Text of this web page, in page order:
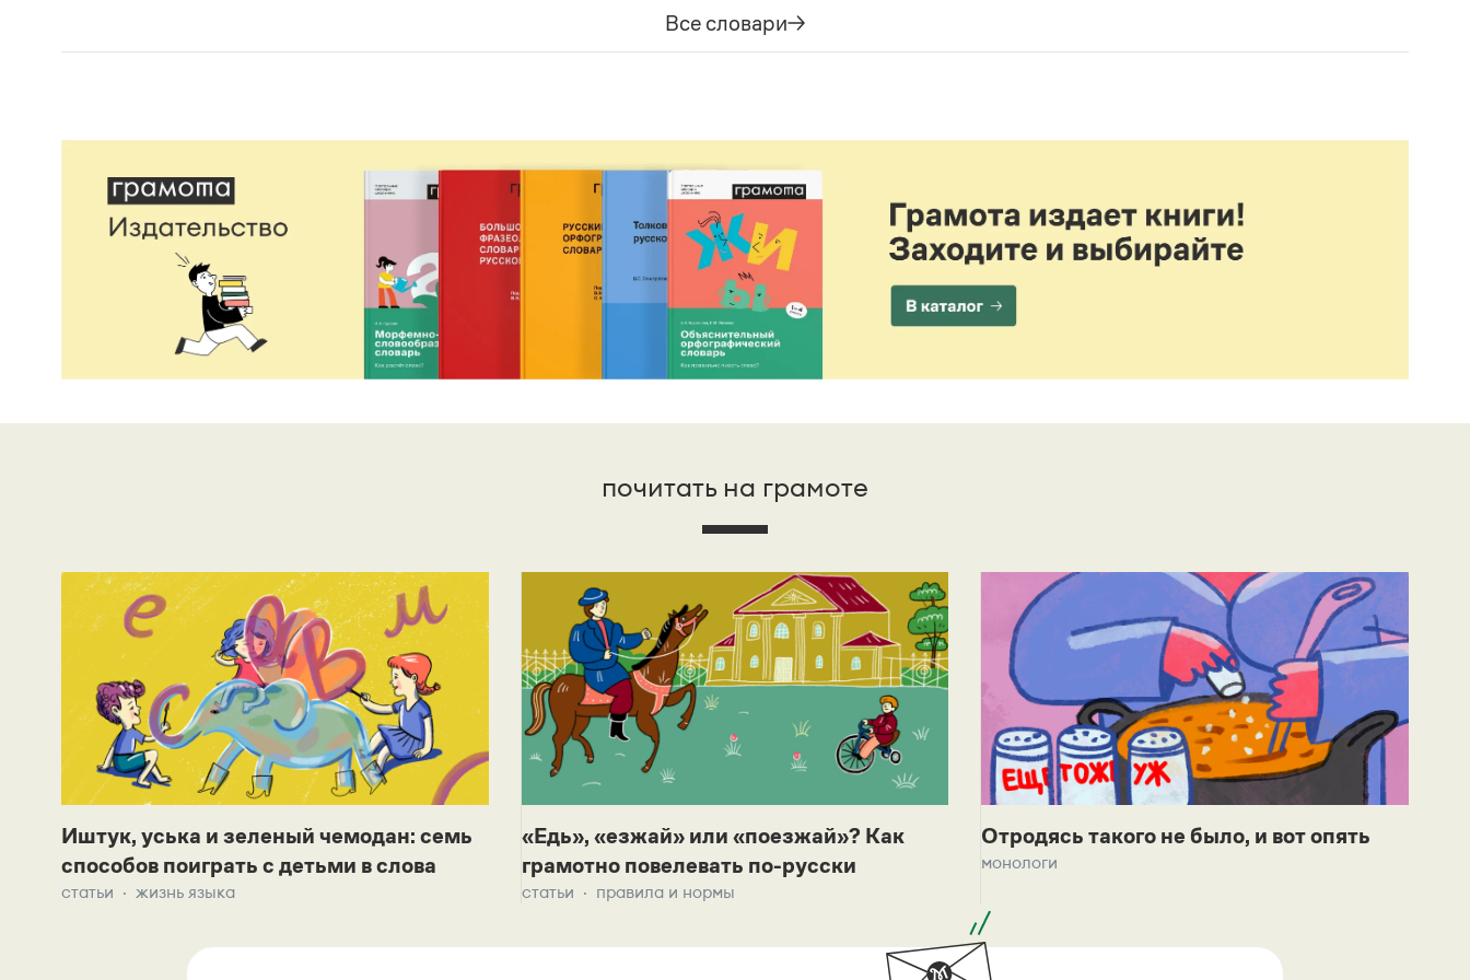
Все словари
почитать на грамоте
Иштук, уська и зеленый чемодан: семь
способов поиграть с детьми в слова
статьи жизнь языка
«Едь», «езжай» или «поезжай»? Как
грамотно повелевать по-русски
статьи правила и нормы
Отродясь такого не было, и вот опять
монологи